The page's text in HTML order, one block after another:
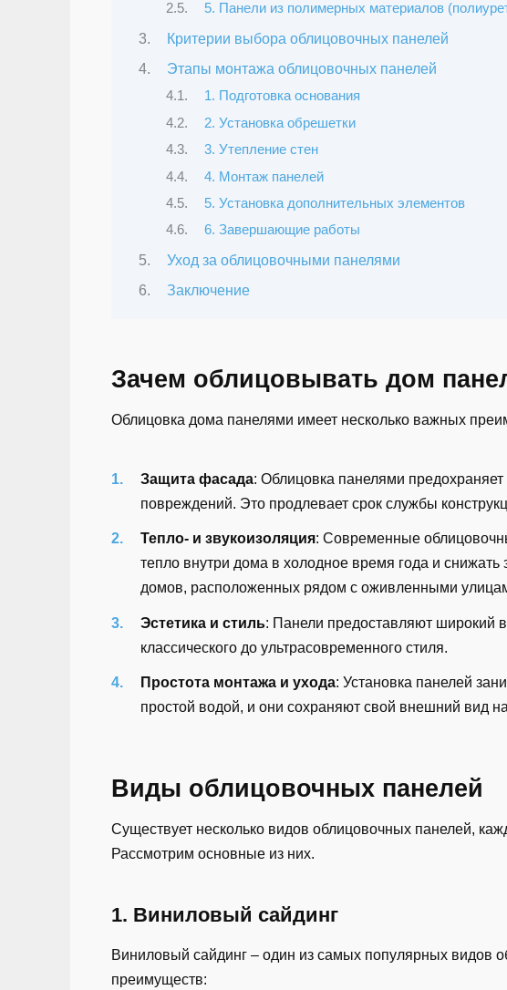
5. Панели из полимерных материалов
Критерии выбора облицовочных панелей
Этапы монтажа облицовочных панелей
1. Подготовка основания
2. Установка обрешетки
3. Утепление стен
4. Монтаж панелей
5. Установка дополнительных элементов
6. Завершающие работы
Уход за облицовочными панелями
Заключение
Зачем облицовывать дом
Облицовка дома панелями имеет несколько важных
Защита фасада: Облицовка панелями
повреждений. Это продлевает срок службы
Тепло- и звукоизоляция: Современные
тепло внутри дома в холодное время года и
домов, расположенных рядом с оживленными
Эстетика и стиль: Панели предоставляют широкий
классического до ультрасовременного стиля.
Простота монтажа и ухода: Установка панелей
простой водой, и они сохраняют свой внешний вид
Виды облицовочных панелей
Существует несколько видов облицовочных панелей,
Рассмотрим основные из них.
1. Виниловый сайдинг
Виниловый сайдинг – один из самых популярных видов
преимуществ: